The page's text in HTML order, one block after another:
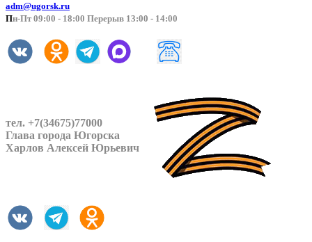
adm@ugorsk.ru
Пн-Пт 09:00 - 18:00 Перерыв 13:00 - 14:00
тел. +7(34675)77000
Глава города Югорска
Харлов Алексей Юрьевич